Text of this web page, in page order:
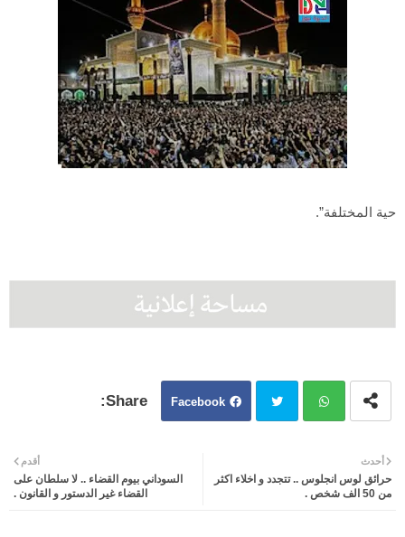
حية المختلفة”.
Facebook
ter atsa
أحدث
حرائق لوس انجلوس .. تتجدد و اخلاء اكثر
من 50 الف شخص .
أقدم
السوداني بيوم القضاء .. لا سلطان على
القضاء غير الدستور و القانون .